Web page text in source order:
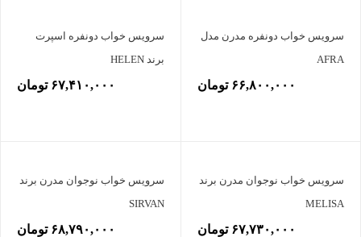
سرویس خواب دونفره مدرن مدل
AFRA
۶۶,۸۰۰,۰۰۰ تومان
سرویس خواب دونفره اسپرت
برند HELEN
۶۷,۴۱۰,۰۰۰ تومان
سرویس خواب نوجوان مدرن برند
MELISA
۶۷,۷۳۰,۰۰۰ تومان
سرویس خواب نوجوان مدرن برند
SIRVAN
۶۸,۷۹۰,۰۰۰ تومان